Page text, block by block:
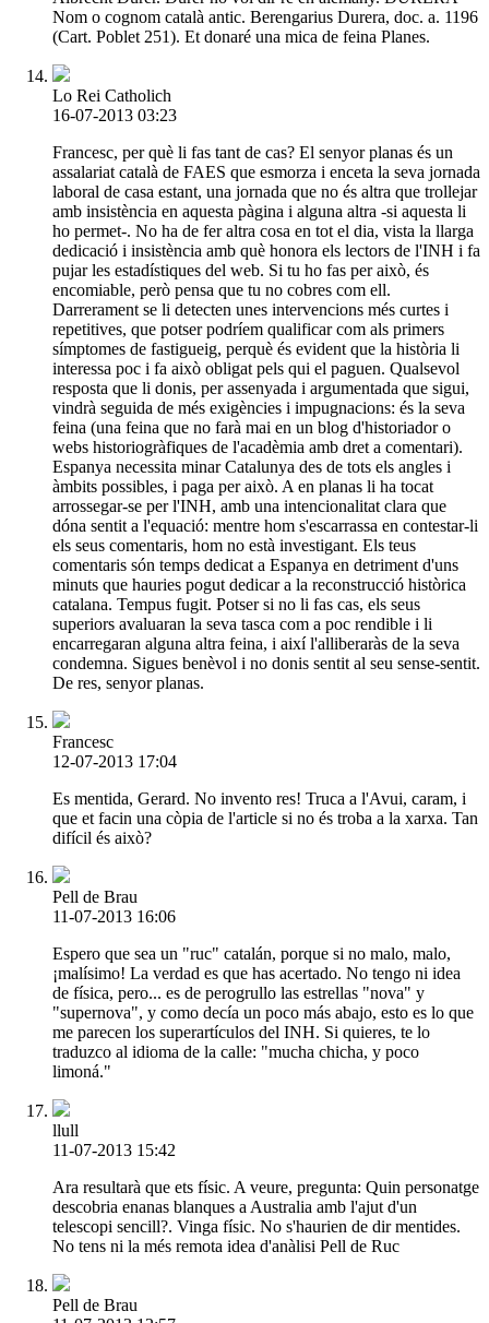
Nom o cognom català antic. Berengarius Durera, doc. a. 1196
(Cart. Poblet 251). Et donaré una mica de feina Planes.
Lo Rei Catholich
16-07-2013 03:23
Francesc, per què li fas tant de cas? El senyor planas és un
assalariat català de FAES que esmorza i enceta la seva jornada
laboral de casa estant, una jornada que no és altra que trollejar
amb insistència en aquesta pàgina i alguna altra -si aquesta li
ho permet-. No ha de fer altra cosa en tot el dia, vista la llarga
dedicació i insistència amb què honora els lectors de l'INH i fa
pujar les estadístiques del web. Si tu ho fas per això, és
encomiable, però pensa que tu no cobres com ell.
Darrerament se li detecten unes intervencions més curtes i
repetitives, que potser podríem qualificar com als primers
símptomes de fastigueig, perquè és evident que la història li
interessa poc i fa això obligat pels qui el paguen. Qualsevol
resposta que li donis, per assenyada i argumentada que sigui,
vindrà seguida de més exigències i impugnacions: és la seva
feina (una feina que no farà mai en un blog d'historiador o
webs historiogràfiques de l'acadèmia amb dret a comentari).
Espanya necessita minar Catalunya des de tots els angles i
àmbits possibles, i paga per això. A en planas li ha tocat
arrossegar-se per l'INH, amb una intencionalitat clara que
dóna sentit a l'equació: mentre hom s'escarrassa en contestar-li
els seus comentaris, hom no està investigant. Els teus
comentaris són temps dedicat a Espanya en detriment d'uns
minuts que hauries pogut dedicar a la reconstrucció històrica
catalana. Tempus fugit. Potser si no li fas cas, els seus
superiors avaluaran la seva tasca com a poc rendible i li
encarregaran alguna altra feina, i així l'alliberaràs de la seva
condemna. Sigues benèvol i no donis sentit al seu sense-sentit.
De res, senyor planas.
Francesc
12-07-2013 17:04
Es mentida, Gerard. No invento res! Truca a l'Avui, caram, i
que et facin una còpia de l'article si no és troba a la xarxa. Tan
difícil és això?
Pell de Brau
11-07-2013 16:06
Espero que sea un "ruc" catalán, porque si no malo, malo,
¡malísimo! La verdad es que has acertado. No tengo ni idea
de física, pero... es de perogrullo las estrellas "nova" y
"supernova", y como decía un poco más abajo, esto es lo que
me parecen los superartículos del INH. Si quieres, te lo
traduzco al idioma de la calle: "mucha chicha, y poco
limoná."
llull
11-07-2013 15:42
Ara resultarà que ets físic. A veure, pregunta: Quin personatge
descobria enanas blanques a Australia amb l'ajut d'un
telescopi sencill?. Vinga físic. No s'haurien de dir mentides.
No tens ni la més remota idea d'anàlisi Pell de Ruc
Pell de Brau